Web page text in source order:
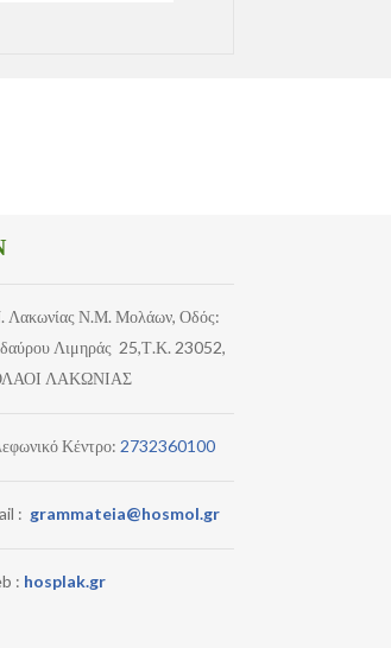
Λακωνίας Ν.Μ. Μολάων, Οδός:
Λιμηράς 25,Τ.Κ. 23052,
ΛΑΚΩΝΙΑΣ
Κέντρο: 2732360100
: grammateia@hosmol.gr
: hosplak.gr